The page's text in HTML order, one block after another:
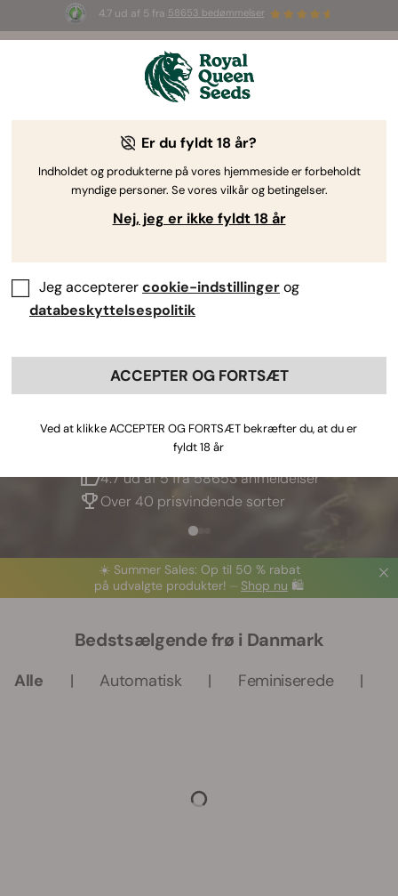
4.7 ud af 5 fra 58653 bedømmelser
Seeds.
Premium
cannabisfrø
Feminiserede, CBD- og F1-hybridfrø, økologisk dyrket og med optimal
spireevne.
Europas største frøbank
4.7 ud af 5 fra 58653 anmeldelser
Over 40 prisvindende sorter
☀️ Summer Sales: Op til 50 % rabat
på udvalgte produkter! ⏤ Shop nu 🛍️
Bedstsælgende frø i Danmark
Alle Automatisk Feminiserede
Er du fyldt 18 år?
Indholdet og produkterne på vores hjemmeside er forbeholdt
myndige personer. Se vores vilkår og betingelser.
Nej, jeg er ikke fyldt 18 år
Jeg accepterercookie-indstillingerog
databeskyttelsespolitik
ACCEPTER OG FORTSÆT
Ved at klikke ACCEPTER OG FORTSÆT bekræfter du, at du er
fyldt 18 år